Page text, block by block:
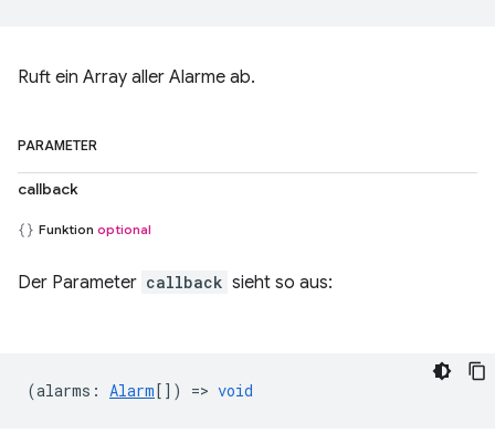
Ruft ein Array aller Alarme ab.
PARAMETER
callback
Funktion optional
Der Parameter callback sieht so aus:
(alarms : Alarm[]) => void